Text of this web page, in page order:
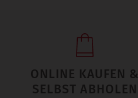
ONLINE KAUFEN &
SELBST ABHOLEN